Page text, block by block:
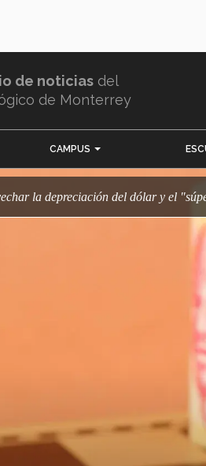
de noticias del
de Monterrey
CAMPUS
la depreciación del dólar y el